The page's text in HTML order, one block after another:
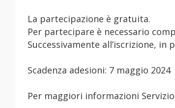
La partecipazione è gratuita.
Per partecipare è necessario
Successivamente all’iscrizione,
Scadenza adesioni: 7 maggio 2024
Per maggiori informazioni